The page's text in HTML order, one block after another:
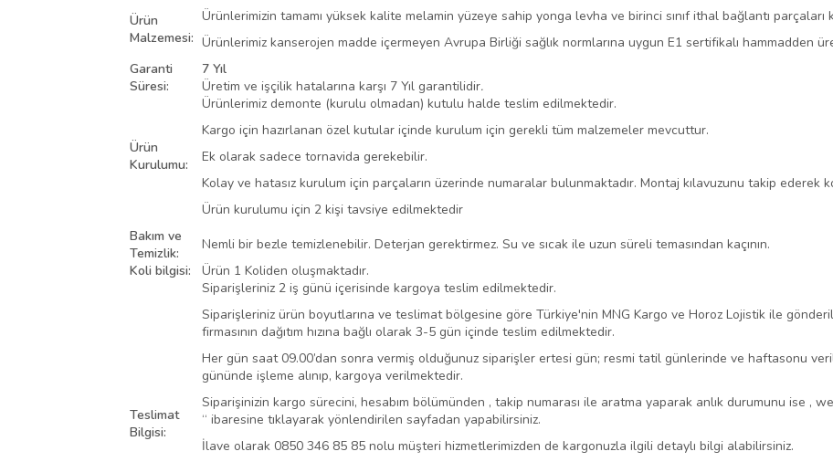
Ürün
Malzemesi:
Ürünlerimizin tamamı yüksek kalite melamin yüzeye sahip yonga levha ve birinci sınıf ithal bağlantı
Ürünlerimiz kanserojen madde içermeyen Avrupa Birliği sağlık normlarına uygun E1 sertifikalı hammadden
Garanti
Süresi:
7 Yıl
Üretim ve işçilik hatalarına karşı 7 Yıl garantilidir.
Ürün
Kurulumu:
Ürünlerimiz demonte (kurulu olmadan) kutulu halde teslim edilmektedir.
Kargo için hazırlanan özel kutular içinde kurulum için gerekli tüm malzemeler mevcuttur.
Ek olarak sadece tornavida gerekebilir.
Kolay ve hatasız kurulum için parçaların üzerinde numaralar bulunmaktadır. Montaj kılavuzunu takip ederek
Ürün kurulumu için 2 kişi tavsiye edilmektedir
Bakım ve
Temizlik:
Nemli bir bezle temizlenebilir. Deterjan gerektirmez. Su ve sıcak ile uzun süreli temasından kaçının.
Koli bilgisi:
Ürün 1 Koliden oluşmaktadır.
Teslimat
Bilgisi:
Siparişleriniz 2 iş günü içerisinde kargoya teslim edilmektedir.
Siparişleriniz ürün boyutlarına ve teslimat bölgesine göre Türkiye'nin MNG Kargo ve Horoz Lojistik ile
firmasının dağıtım hızına bağlı olarak 3-5 gün içinde teslim edilmektedir.
Her gün saat 09.00’dan sonra vermiş olduğunuz siparişler ertesi gün; resmi tatil günlerinde ve haftasonu
gününde işleme alınıp, kargoya verilmektedir.
Siparişinizin kargo sürecini, hesabım bölümünden , takip numarası ile aratma yaparak anlık durumunu ise ,
“ ibaresine tıklayarak yönlendirilen sayfadan yapabilirsiniz.
İlave olarak 0850 346 85 85 nolu müşteri hizmetlerimizden de kargonuzla ilgili detaylı bilgi alabilirsiniz.